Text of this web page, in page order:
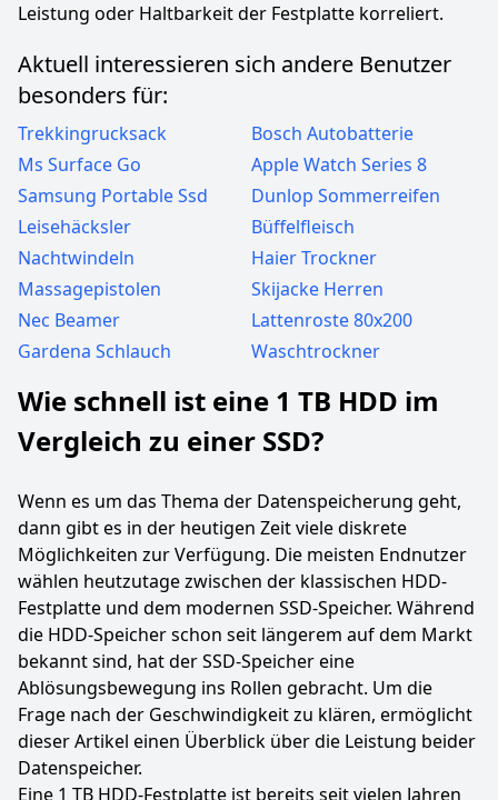
Leistung oder Haltbarkeit der Festplatte korreliert.
Aktuell interessieren sich andere Benutzer
besonders für:
Trekkingrucksack
Bosch Autobatterie
Ms Surface Go
Apple Watch Series 8
Samsung Portable Ssd
Dunlop Sommerreifen
Leisehäcksler
Büffelfleisch
Nachtwindeln
Haier Trockner
Massagepistolen
Skijacke Herren
Nec Beamer
Lattenroste 80x200
Gardena Schlauch
Waschtrockner
Wie schnell ist eine 1 TB HDD im
Vergleich zu einer SSD?
Wenn es um das Thema der Datenspeicherung geht,
dann gibt es in der heutigen Zeit viele diskrete
Möglichkeiten zur Verfügung. Die meisten Endnutzer
wählen heutzutage zwischen der klassischen HDD-
Festplatte und dem modernen SSD-Speicher. Während
die HDD-Speicher schon seit längerem auf dem Markt
bekannt sind, hat der SSD-Speicher eine
Ablösungsbewegung ins Rollen gebracht. Um die
Frage nach der Geschwindigkeit zu klären, ermöglicht
dieser Artikel einen Überblick über die Leistung beider
Datenspeicher.
Eine 1 TB HDD-Festplatte ist bereits seit vielen Jahren